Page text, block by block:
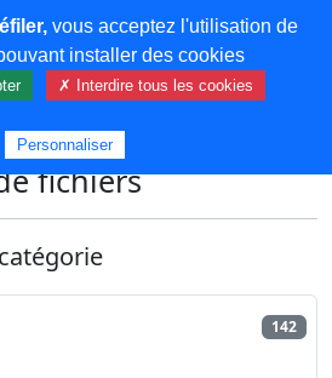
fichiers
142
vous acceptez l'utilisation de
installer des cookies
✗ Interdire tous les cookies
Personnaliser